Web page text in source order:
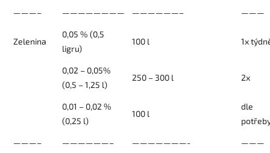
———– ———————— ——————– ———
Zelenina
0,05 % (0,5
ligru)
100 l 1x
0,02 – 0,05%
(0,5 – 1,25 l)
250 – 300 l 2x
0,01 – 0,02 %
(0,25 l)
100 l
dle
———– ——————– ———————- ———